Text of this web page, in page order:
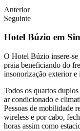
Anterior
Seguinte
Hotel Búzio em
O Hotel Búzio insere-se
praia beneficiando do
insonorização exterior e
Todos os quartos
ar condicionado e
Pessoas de mobilidade
wireless e por cabo,
horas assim como